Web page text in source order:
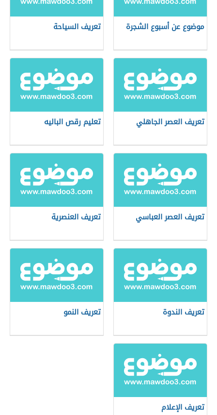
موضوع عن أسبوع الشجرة تعريف السياحة
تعريف العصر الجاهلي تعليم رقص الباليه
تعريف العصر العباسي تعريف العنصرية
تعريف الندوة تعريف النمو
تعريف الإعلام